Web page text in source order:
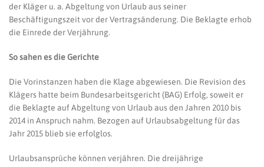
der Kläger u. a. Abgeltung von Urlaub aus seiner
Beschäftigungszeit vor der Vertragsänderung. Die Beklagte erhob
die Einrede der Verjährung.
So sahen es die Gerichte
Die Vorinstanzen haben die Klage abgewiesen. Die Revision des
Klägers hatte beim Bundesarbeitsgericht (BAG) Erfolg, soweit er
die Beklagte auf Abgeltung von Urlaub aus den Jahren 2010 bis
2014 in Anspruch nahm. Bezogen auf Urlaubsabgeltung für das
Jahr 2015 blieb sie erfolglos.
Urlaubsansprüche können verjähren. Die dreijährige